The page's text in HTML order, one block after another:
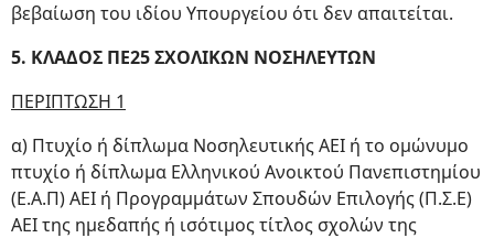
βεβαίωση του ιδίου Υπουργείου ότι δεν απαιτείται.
5. ΚΛΑΔΟΣ ΠΕ25 ΣΧΟΛΙΚΩΝ ΝΟΣΗΛΕΥΤΩΝ
ΠΕΡΙΠΤΩΣΗ 1
α) Πτυχίο ή δίπλωμα Νοσηλευτικής ΑΕΙ ή το ομώνυμο
πτυχίο ή δίπλωμα Ελληνικού Ανοικτού Πανεπιστημίου
(Ε.Α.Π) ΑΕΙ ή Προγραμμάτων Σπουδών Επιλογής (Π.Σ.Ε)
ΑΕΙ της ημεδαπής ή ισότιμος τίτλος σχολών της